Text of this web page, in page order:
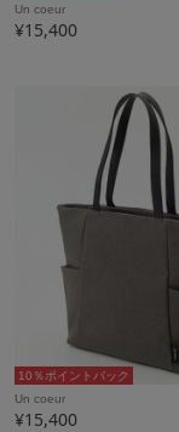
Un coeur
¥15,400
10％ポイントバック
Un coeur
¥15,400